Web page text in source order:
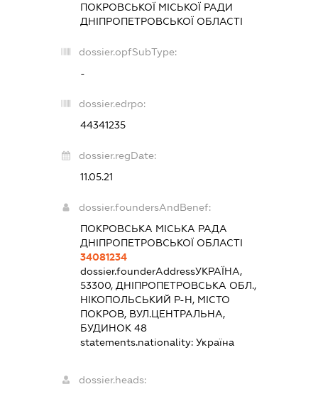
ПОКРОВСЬКОЇ МІСЬКОЇ РАДИ
ДНІПРОПЕТРОВСЬКОЇ ОБЛАСТІ
dossier.opfSubType:
-
dossier.edrpo:
44341235
dossier.regDate:
11.05.21
dossier.foundersAndBenef:
ПОКРОВСЬКА МІСЬКА РАДА
ДНІПРОПЕТРОВСЬКОЇ ОБЛАСТІ
34081234
dossier.founderAddressУКРАЇНА,
53300, ДНІПРОПЕТРОВСЬКА ОБЛ.,
НІКОПОЛЬСЬКИЙ Р-Н, МІСТО
ПОКРОВ, ВУЛ.ЦЕНТРАЛЬНА,
БУДИНОК 48
statements.nationality:Україна
dossier.heads: